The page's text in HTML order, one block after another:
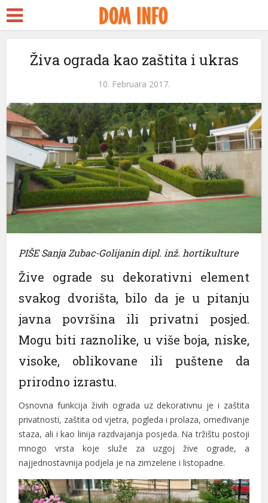
panel
panel
paketleri
panel
panel
panel
panel
panel
panel
panel
Živa ograda kao zaštita i ukras
10. Februara 2017.
PIŠE Sanja Zubac-Golijanin dipl. inž. hortikulture
Žive ograde su dekorativni element
svakog dvorišta, bilo da je u pitanju
javna površina ili privatni posjed.
Mogu biti raznolike, u više boja, niske,
visoke, oblikovane ili puštene da
prirodno izrastu.
Osnovna funkcija živih ograda uz dekorativnu je i zaštita
privatnosti, zaštita od vjetra, pogleda i prolaza, omeđivanje
staza, ali i kao linija razdvajanja posjeda. Na tržištu postoji
mnogo vrsta koje služe za uzgoj žive ograde, a
najjednostavnija podjela je na zimzelene i listopadne.